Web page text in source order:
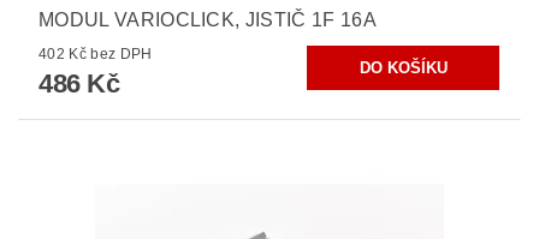
MODUL VARIOCLICK, JISTIČ 1F 16A
402 Kč bez DPH
486 Kč